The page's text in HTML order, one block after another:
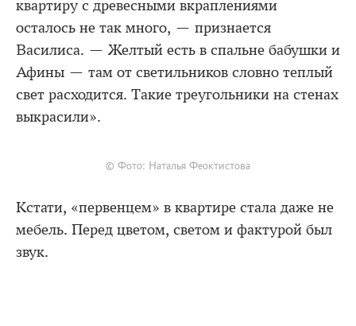
квартиру с древесными вкраплениями
осталось не так много, — признается
Василиса. — Желтый есть в спальне бабушки и
Афины — там от светильников словно теплый
свет расходится. Такие треугольники на стенах
выкрасили».
© Фото: Наталья Феоктистова
Кстати, «первенцем» в квартире стала даже не
мебель. Перед цветом, светом и фактурой был
звук.